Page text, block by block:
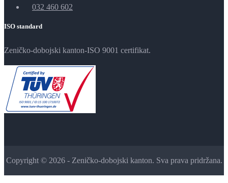
032 460 602
ISO standard
Zeničko-dobojski kanton-ISO 9001 certifikat.
Copyright © 2026 - Zeničko-dobojski kanton. Sva prava pridržana.